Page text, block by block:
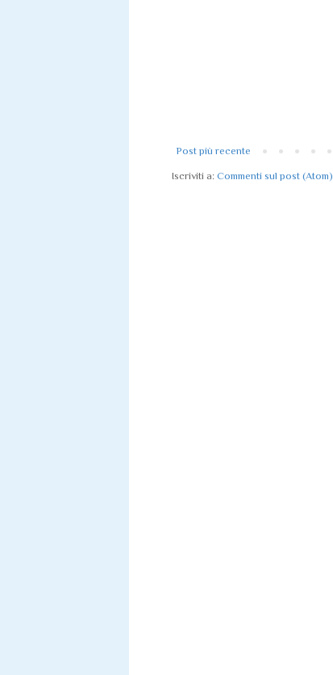
Post più recente
Iscriviti a: Commenti sul post (Atom)